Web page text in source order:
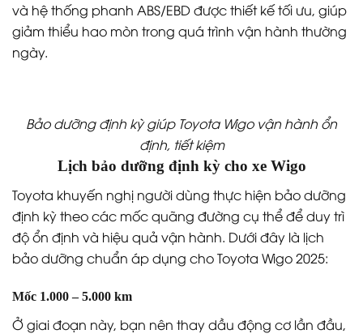
và hệ thống phanh ABS/EBD được thiết kế tối ưu, giúp
giảm thiểu hao mòn trong quá trình vận hành thường
ngày.